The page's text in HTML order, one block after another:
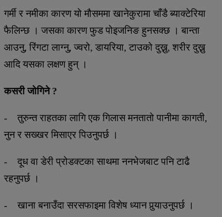
गर्मी र नमीका कारण यो मौसममा खानेकुरामा चाँडै ब्याक्टेरिया
फैलिन्छ । जसका कारण फुड पोइजनिङ हुनसक्छ । बान्ता
आउनु, रिंगटा लाग्नु, ज्वरो, डायरिया, टाउको दुख्नु, शरीर दुख्नु
आदि यसका लक्षण हुन् ।
कसरी जोगिने ?
- तुरुन्त राहतका लागि एक गिलास मनतातो पानीमा कागती,
नुन र सख्खर मिसाएर पिउनुपर्छ ।
- दूध वा डेरी प्रोडक्टका साथमा ननभेजबाट पनि टाढै
रहनुपर्छ ।
- खाना बनाउँदा सरसफाइमा विशेष ध्यान पुर्‍याउनुपर्छ ।